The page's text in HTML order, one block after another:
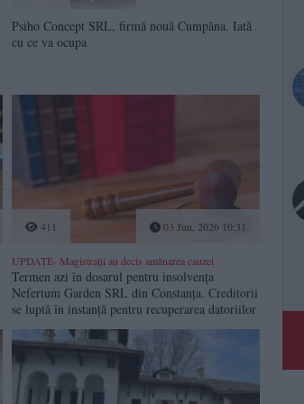
Psiho Concept SRL, firmă nouă Cumpăna. Iată
cu ce va ocupa
411 03 Jun, 2026 10:31
UPDATE- Magistrații au decis amânarea cauzei
Termen azi în dosarul pentru insolvența
Nefertum Garden SRL din Constanța. Creditorii
se luptă în instanță pentru recuperarea datoriilor